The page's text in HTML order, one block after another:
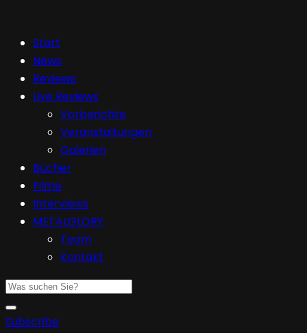
Start
News
Reviews
Live Reviews
Vorberichte
Veranstaltungen
Galerien
Bücher
Filme
Interviews
METALGLORY
Team
Kontakt
Subscribe